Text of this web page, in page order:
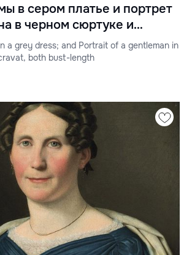
в сером платье и портрет
в черном сюртуке и
длиной до груди.
a grey dress; and Portrait of a gentleman in
both bust-length